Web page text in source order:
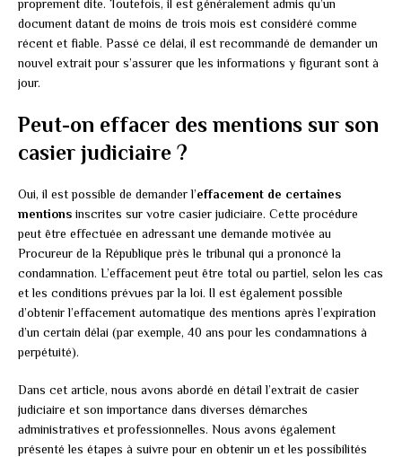
proprement dite. Toutefois, il est généralement admis qu’un
document datant de moins de trois mois est considéré comme
récent et fiable. Passé ce délai, il est recommandé de demander un
nouvel extrait pour s’assurer que les informations y figurant sont à
jour.
Peut-on effacer des mentions sur son
casier judiciaire ?
Oui, il est possible de demander l’effacement de certaines
mentions inscrites sur votre casier judiciaire. Cette procédure
peut être effectuée en adressant une demande motivée au
Procureur de la République près le tribunal qui a prononcé la
condamnation. L’effacement peut être total ou partiel, selon les cas
et les conditions prévues par la loi. Il est également possible
d’obtenir l’effacement automatique des mentions après l’expiration
d’un certain délai (par exemple, 40 ans pour les condamnations à
perpétuité).
Dans cet article, nous avons abordé en détail l’extrait de casier
judiciaire et son importance dans diverses démarches
administratives et professionnelles. Nous avons également
présenté les étapes à suivre pour en obtenir un et les possibilités